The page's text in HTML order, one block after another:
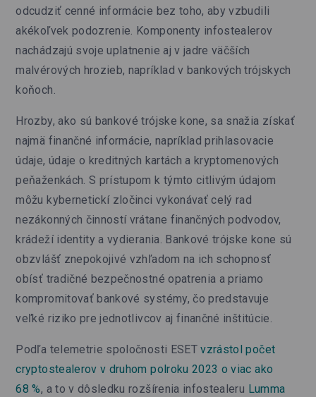
odcudziť cenné informácie bez toho, aby vzbudili
akékoľvek podozrenie. Komponenty infostealerov
nachádzajú svoje uplatnenie aj v jadre väčších
malvérových hrozieb, napríklad v bankových trójskych
koňoch.
Hrozby, ako sú bankové trójske kone, sa snažia získať
najmä finančné informácie, napríklad prihlasovacie
údaje, údaje o kreditných kartách a kryptomenových
peňaženkách. S prístupom k týmto citlivým údajom
môžu kybernetickí zločinci vykonávať celý rad
nezákonných činností vrátane finančných podvodov,
krádeží identity a vydierania. Bankové trójske kone sú
obzvlášť znepokojivé vzhľadom na ich schopnosť
obísť tradičné bezpečnostné opatrenia a priamo
kompromitovať bankové systémy, čo predstavuje
veľké riziko pre jednotlivcov aj finančné inštitúcie.
Podľa telemetrie spoločnosti ESETvzrástol počet
cryptostealerov v druhom polroku 2023 o viac ako
68 %, a to v dôsledku rozšírenia infostealeru Lumma